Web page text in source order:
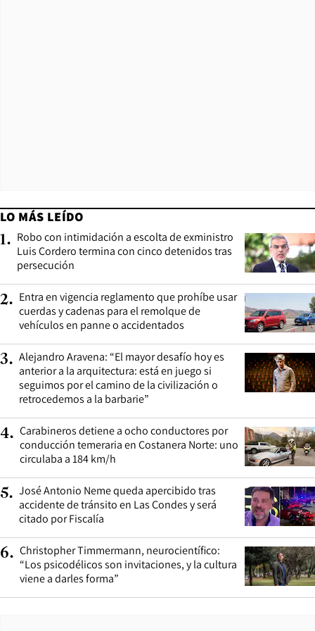
LO MÁS LEÍDO
1. Robo con intimidación a escolta de exministro
Luis Cordero termina con cinco detenidos tras
persecución
2. Entra en vigencia reglamento que prohíbe usar
cuerdas y cadenas para el remolque de
vehículos en panne o accidentados
3. Alejandro Aravena: “El mayor desafío hoy es
anterior a la arquitectura: está en juego si
seguimos por el camino de la civilización o
retrocedemos a la barbarie”
4. Carabineros detiene a ocho conductores por
conducción temeraria en Costanera Norte: uno
circulaba a 184 km/h
5. José Antonio Neme queda apercibido tras
accidente de tránsito en Las Condes y será
citado por Fiscalía
6. Christopher Timmermann, neurocientífico:
“Los psicodélicos son invitaciones, y la cultura
viene a darles forma”